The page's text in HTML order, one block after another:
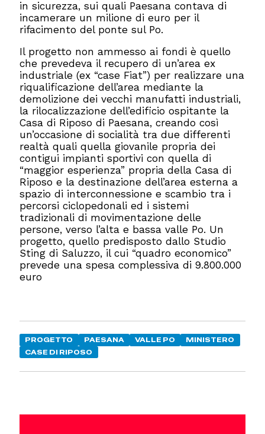
in sicurezza, sui quali Paesana contava di
incamerare un milione di euro per il
rifacimento del ponte sul Po.
Il progetto non ammesso ai fondi è quello
che prevedeva il recupero di un’area ex
industriale (ex “case Fiat”) per realizzare una
riqualificazione dell’area mediante la
demolizione dei vecchi manufatti industriali,
la rilocalizzazione dell’edificio ospitante la
Casa di Riposo di Paesana, creando così
un’occasione di socialità tra due differenti
realtà quali quella giovanile propria dei
contigui impianti sportivi con quella di
“maggior esperienza” propria della Casa di
Riposo e la destinazione dell’area esterna a
spazio di interconnessione e scambio tra i
percorsi ciclopedonali ed i sistemi
tradizionali di movimentazione delle
persone, verso l’alta e bassa valle Po. Un
progetto, quello predisposto dallo Studio
Sting di Saluzzo, il cui “quadro economico”
prevede una spesa complessiva di 9.800.000
euro
PROGETTO PAESANA VALLE PO
MINISTERO
CASE DI RIPOSO